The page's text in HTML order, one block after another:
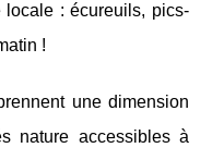
locale : écureuils, pics-
!
une dimension
nature accessibles à